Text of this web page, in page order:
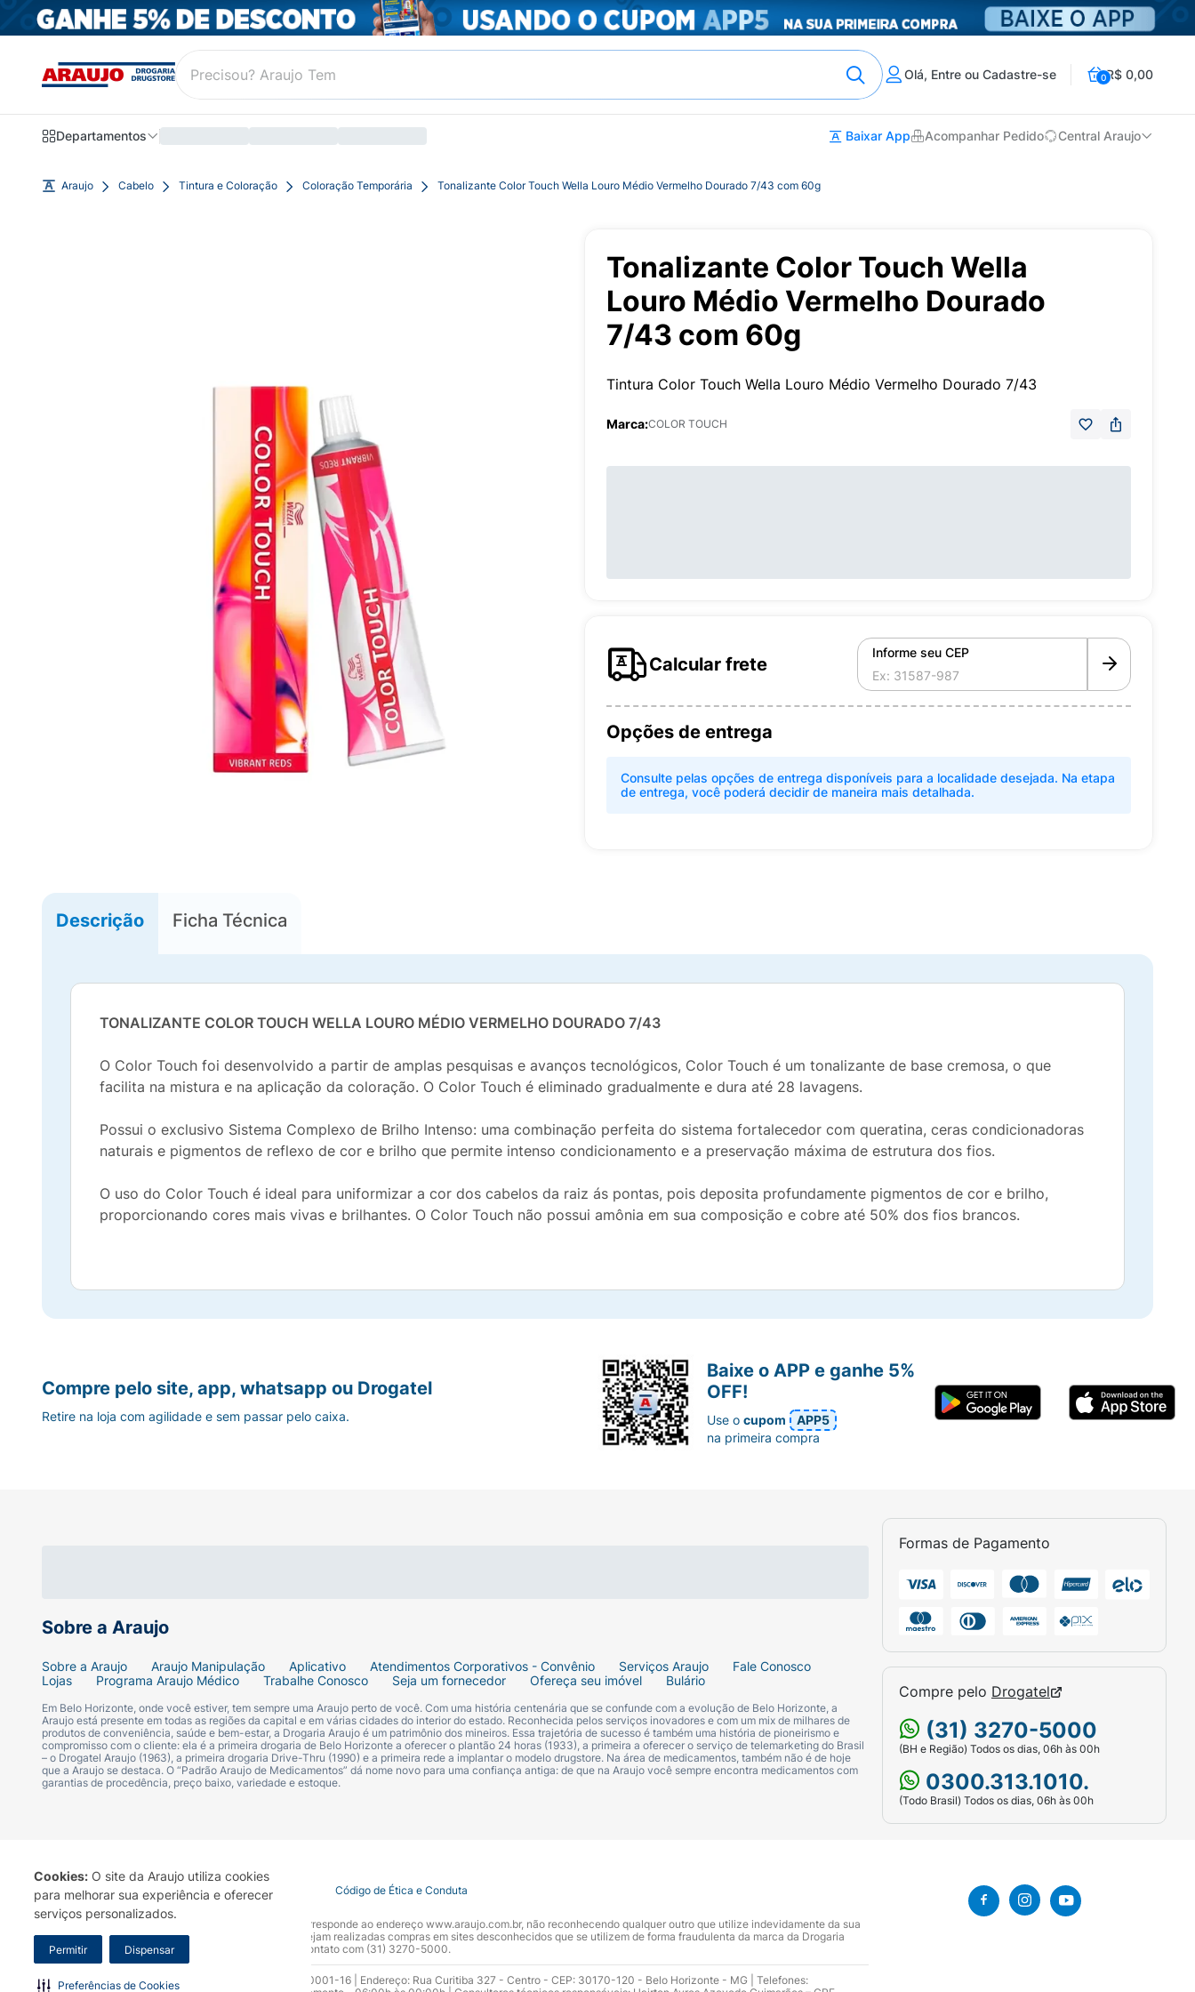
Cookies: O site da Araujo utiliza cookies
para melhorar sua experiência e oferecer
serviços personalizados.
Permitir Dispensar
Preferências de Cookies
Olá, Entre ou Cadastre-se 0R$ 0,00
Departamentos Baixar App Acompanhar Pedido Central Araujo
Araujo Cabelo Tintura e Coloração Coloração Temporária Tonalizante Color Touch Wella Louro Médio Vermelho Dourado 7/43 com 60g
Tonalizante Color Touch Wella
Louro Médio Vermelho Dourado
7/43 com 60g
Tintura Color Touch Wella Louro Médio Vermelho Dourado 7/43
Marca:COLOR TOUCH
Calcular frete
Informe seu CEP
Opções de entrega
Consulte pelas opções de entrega disponíveis para a localidade desejada. Na etapa
de entrega, você poderá decidir de maneira mais detalhada.
Descrição Ficha Técnica
TONALIZANTE COLOR TOUCH WELLA LOURO MÉDIO VERMELHO DOURADO 7/43
O Color Touch foi desenvolvido a partir de amplas pesquisas e avanços tecnológicos, Color Touch é um tonalizante de base cremosa, o que
facilita na mistura e na aplicação da coloração. O Color Touch é eliminado gradualmente e dura até 28 lavagens.
Possui o exclusivo Sistema Complexo de Brilho Intenso: uma combinação perfeita do sistema fortalecedor com queratina, ceras condicionadoras
naturais e pigmentos de reflexo de cor e brilho que permite intenso condicionamento e a preservação máxima de estrutura dos fios.
O uso do Color Touch é ideal para uniformizar a cor dos cabelos da raiz ás pontas, pois deposita profundamente pigmentos de cor e brilho,
proporcionando cores mais vivas e brilhantes. O Color Touch não possui amônia em sua composição e cobre até 50% dos fios brancos.
Sobre a Araujo
Sobre a Araujo Araujo Manipulação Aplicativo Atendimentos Corporativos - Convênio Serviços Araujo
Fale Conosco
Lojas
Programa Araujo Médico Trabalhe Conosco Seja um fornecedor Ofereça seu imóvel Bulário
Em Belo Horizonte, onde você estiver, tem sempre uma Araujo perto de você. Com uma história centenária que se confunde com a evolução de Belo Horizonte, a
Araujo está presente em todas as regiões da capital e em várias cidades do interior do estado. Reconhecida pelos serviços inovadores e com um mix de milhares de
produtos de conveniência, saúde e bem-estar, a Drogaria Araujo é um patrimônio dos mineiros. Essa trajetória de sucesso é também uma história de pioneirismo e
compromisso com o cliente: ela é a primeira drogaria de Belo Horizonte a oferecer o plantão 24 horas (1933), a primeira a oferecer o serviço de telemarketing do Brasil
– o Drogatel Araujo (1963), a primeira drogaria Drive-Thru (1990) e a primeira rede a implantar o modelo drugstore. Na área de medicamentos, também não é de hoje
que a Araujo se destaca. O “Padrão Araujo de Medicamentos” dá nome novo para uma confiança antiga: de que na Araujo você sempre encontra medicamentos com
garantias de procedência, preço baixo, variedade e estoque.
Formas de Pagamento
Compre pelo Drogatel
(31) 3270-5000
(BH e Região) Todos os dias, 06h às 00h
0300.313.1010.
(Todo Brasil) Todos os dias, 06h às 00h
Compre pelo site, app, whatsapp ou Drogatel
Retire na loja com agilidade e sem passar pelo caixa.
Baixe o APP e ganhe 5%
OFF!
Use ocupom
APP5
na primeira compra
Termo de Uso Portal da Privacidade Covid-19 Código de Ética e Conduta
A Drogaria Araujo S/A informa que o seu site oficial corresponde ao endereço www.araujo.com.br, não reconhecendo qualquer outro que utilize indevidamente da sua
marca. Para sua segurança recomendamos que não sejam realizadas compras em sites desconhecidos que se utilizem de forma fraudulenta da marca da Drogaria
Araujo S.A. Em caso de dúvidas, gentileza entrar em contato com (31) 3270-5000.
Razão Social: Drogaria Araujo S.A | CNPJ: 17.256.512.0001-16 | Endereço: Rua Curitiba 327 - Centro - CEP: 30170-120 - Belo Horizonte - MG | Telefones: